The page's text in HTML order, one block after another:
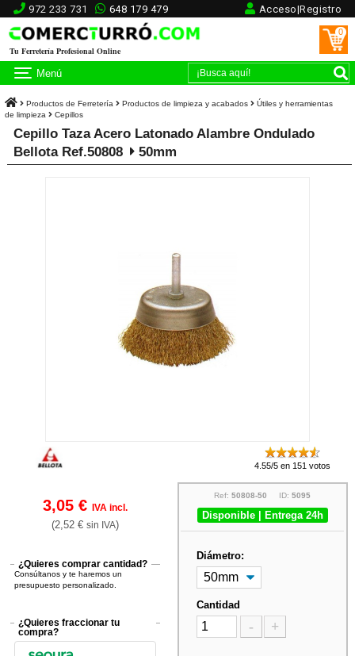
972 233 731 648 179 479 Acceso|Registro
Tu Ferretería Profesional Online
0
Menú
Productos de Ferretería Productos de limpieza y acabados
Útiles y herramientas
de limpieza
Cepillos
Cepillo Taza Acero Latonado Alambre Ondulado
Bellota Ref.50808
50mm
4.55/5 en 151 votos
3,05 €IVA incl.
(2,52 €sin IVA)
¿Quieres comprar cantidad?
Consúltanos y te haremos un
presupuesto personalizado.
¿Quieres fraccionar tu
compra?
Ref:50808-50 ID:5095
Disponible | Entrega 24h
Diámetro:
Cantidad
- +